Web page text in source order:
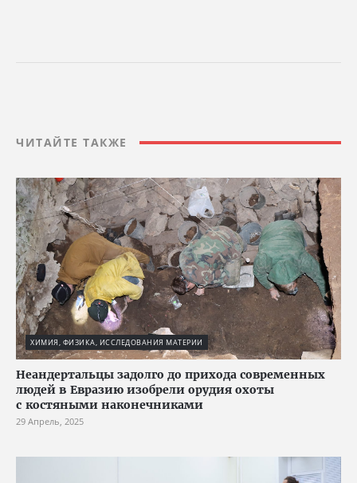
ЧИТАЙТЕ ТАКЖЕ
ХИМИЯ, ФИЗИКА, ИССЛЕДОВАНИЯ МАТЕРИИ
Неандертальцы задолго до прихода современных
людей в Евразию изобрели орудия охоты
с костяными наконечниками
29 Апрель, 2025